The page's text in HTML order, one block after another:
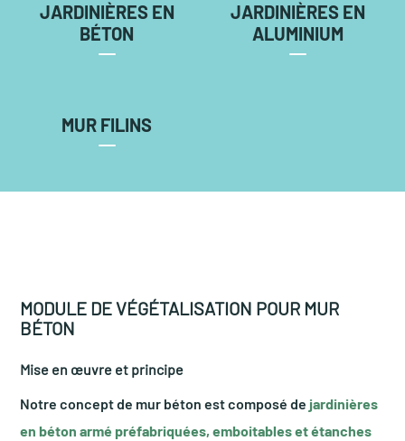
JARDINIÈRES EN
BÉTON
JARDINIÈRES EN
ALUMINIUM
MUR FILINS
MODULE DE VÉGÉTALISATION POUR MUR
BÉTON
Mise en œuvre et principe
Notre concept de mur béton est composé de jardinières
en béton armé préfabriquées, emboitables et étanches